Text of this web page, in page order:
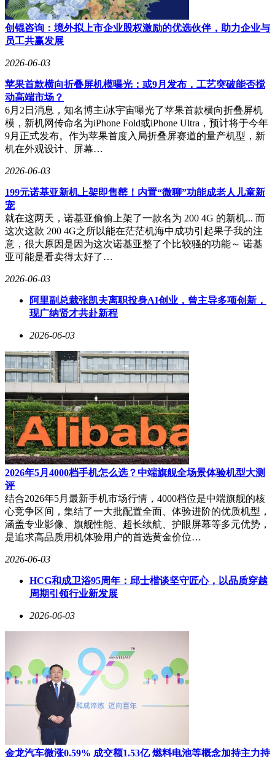
创锟咨询：境外拟上市企业股权激励的优选伙伴，助力企业与
员工共赢发展
2026-06-03
苹果首款横向折叠屏机模曝光：或9月发布，工艺突破能否搅
动高端市场？
6月2日消息，知名博主i冰宇宙曝光了苹果首款横向折叠屏机
模，新机网传命名为iPhone Fold或iPhone Ultra，预计将于今年
9月正式发布。作为苹果首度入局折叠屏赛道的量产机型，新
机在外观设计、屏幕…
2026-06-03
199元诺基亚新机上架即售罄！内置“微聊”功能成老人儿童新
宠
就在这两天，诺基亚偷偷上架了一款名为 200 4G 的新机... 而
这次这款 200 4G之所以能在茫茫机海中成功引起果子我的注
意，很大原因是因为这次诺基亚整了个比较骚的功能～ 诺基
亚可能是看卖得太好了…
2026-06-03
阿里副总裁张凯夫离职投身AI创业，曾主导多项创新，
现广纳贤才共赴新程
2026-06-03
2026年5月4000档手机怎么选？中端旗舰全场景体验机型大测
评
结合2026年5月最新手机市场行情，4000档位是中端旗舰的核
心竞争区间，集结了一大批配置全面、体验进阶的优质机型，
涵盖专业影像、旗舰性能、超长续航、护眼屏幕等多元优势，
是追求高品质用机体验用户的首选黄金价位…
2026-06-03
HCG和成卫浴95周年：邱士楷谈坚守匠心，以品质穿越
周期引领行业新发展
2026-06-03
金龙汽车微涨0.59% 成交额1.53亿 燃料电池等概念加持主力持